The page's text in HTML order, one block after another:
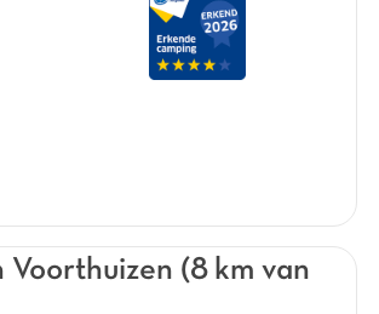
Voorthuizen (8 km van